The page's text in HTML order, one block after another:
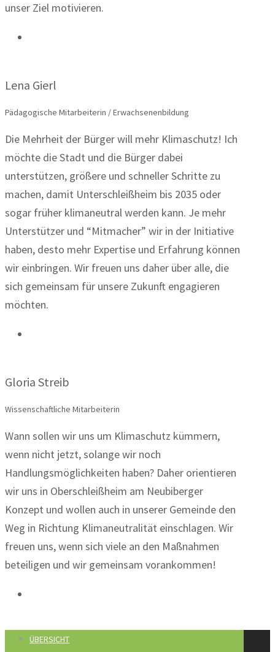
unser Ziel motivieren.
Lena Gierl
Pädagogische Mitarbeiterin / Erwachsenenbildung
Die Mehrheit der Bürger will mehr Klimaschutz! Ich
möchte die Stadt und die Bürger dabei
unterstützen, größere und schneller Schritte zu
machen, damit Unterschleißheim bis 2035 oder
sogar früher klimaneutral werden kann. Je mehr
Unterstützer und “Mitmacher” wir in der Initiative
haben, desto mehr Expertise und Erfahrung können
wir einbringen. Wir freuen uns daher über alle, die
sich gemeinsam für unsere Zukunft engagieren
möchten.
Gloria Streib
Wissenschaftliche Mitarbeiterin
Wann sollen wir uns um Klimaschutz kümmern,
wenn nicht jetzt, solange wir noch
Handlungsmöglichkeiten haben? Daher orientieren
wir uns in Oberschleißheim am Neubiberger
Konzept und wollen auch in unserer Gemeinde den
Weg in Richtung Klimaneutralität einschlagen. Wir
freuen uns, wenn sich viele an den Maßnahmen
beteiligen und wir gemeinsam vorankommen!
ÜBERSICHT